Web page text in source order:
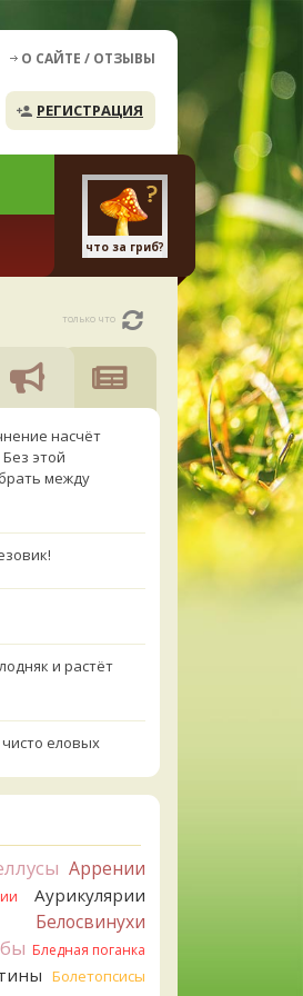
О САЙТЕ / ОТЗЫВЫ
РЕГИСТРАЦИЯ
что за гриб?
только что
насчёт
этой
между
и растёт
еловых
Аррении
Аурикулярии
Белосвинухи
Бледная поганка
Болетопсисы